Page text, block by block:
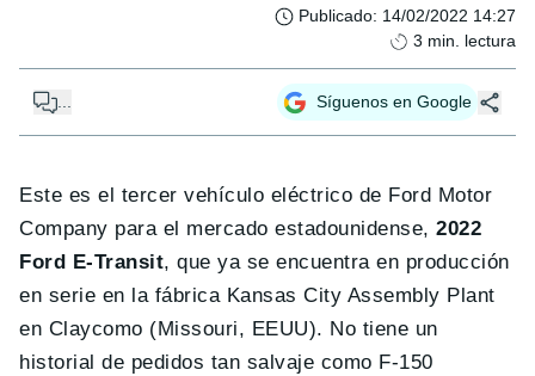
Publicado: 14/02/2022 14:27
3 min. lectura
... Síguenos en Google
Este es el tercer vehículo eléctrico de Ford Motor
Company para el mercado estadounidense,2022
Ford E-Transit, que ya se encuentra en producción
en serie en la fábrica Kansas City Assembly Plant
en Claycomo (Missouri, EEUU). No tiene un
historial de pedidos tan salvaje como F-150